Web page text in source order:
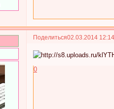
Поделиться02.03.2014
0